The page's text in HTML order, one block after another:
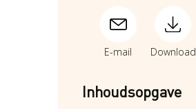
E-mail Download
Inhoudsopgave